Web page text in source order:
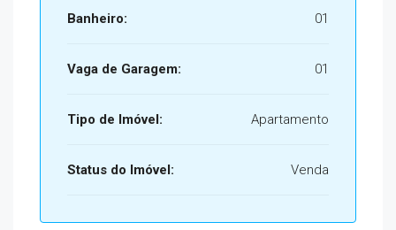
Banheiro: 01
Vaga de Garagem: 01
Tipo de Imóvel: Apartamento
Status do Imóvel: Venda